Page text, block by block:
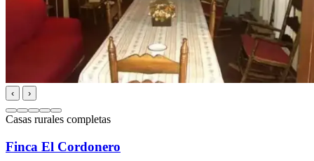
‹ ›
Casas rurales completas
Finca El Cordonero